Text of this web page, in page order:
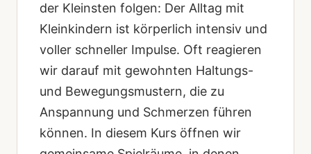
der Kleinsten folgen: Der Alltag mit
Kleinkindern ist körperlich intensiv und
voller schneller Impulse. Oft reagieren
wir darauf mit gewohnten Haltungs-
und Bewegungsmustern, die zu
Anspannung und Schmerzen führen
können. In diesem Kurs öffnen wir